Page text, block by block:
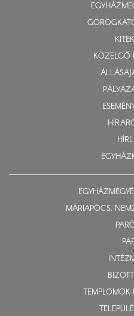
KÖZELGŐ
MÁRIAPÓCS,
TEMPLOMOK